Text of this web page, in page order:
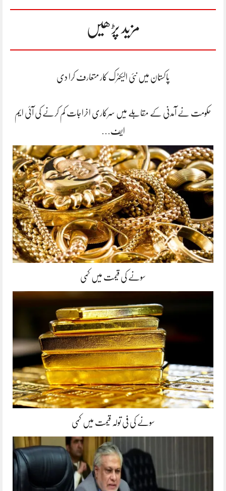
مزید پڑھیں
پاکستان میں نئی الیکٹرک کار متعارف کرا دی
حکومت نے آمدنی کے مقابلے میں سرکاری اخراجات کم کرنے کی آئی ایم
ایف…
سونے کی قیمت میں کمی
سونے کی فی تولہ قیمت میں کمی